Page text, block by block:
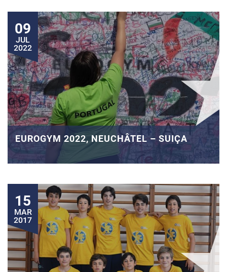
09
JUL
2022
EUROGYM 2022, NEUCHÂTEL – SUIÇA
15
MAR
2017